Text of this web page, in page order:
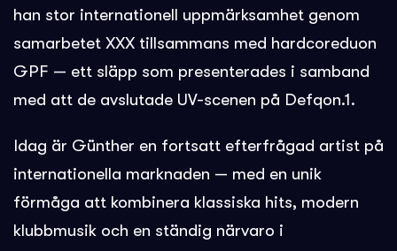
han stor internationell uppmärksamhet genom
samarbetet XXX tillsammans med hardcoreduon
GPF — ett släpp som presenterades i samband
med att de avslutade UV-scenen på Defqon.1.
Idag är Günther en fortsatt efterfrågad artist på
internationella marknaden — med en unik
förmåga att kombinera klassiska hits, modern
klubbmusik och en ständig närvaro i